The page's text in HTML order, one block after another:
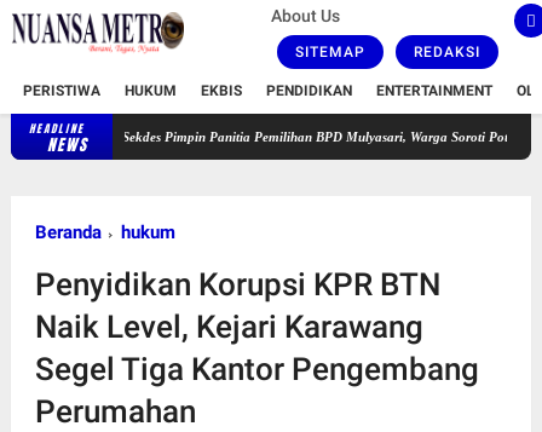
About Us
SITEMAP REDAKSI
PERISTIWA HUKUM EKBIS PENDIDIKAN ENTERTAINMENT
HEADLINE
NEWS
Sekdes Pimpin Panitia Pemilihan BPD Mulyasari, Warga Soroti Potensi Konflik
Beranda hukum
Penyidikan Korupsi KPR BTN
Naik Level, Kejari Karawang
Segel Tiga Kantor Pengembang
Perumahan